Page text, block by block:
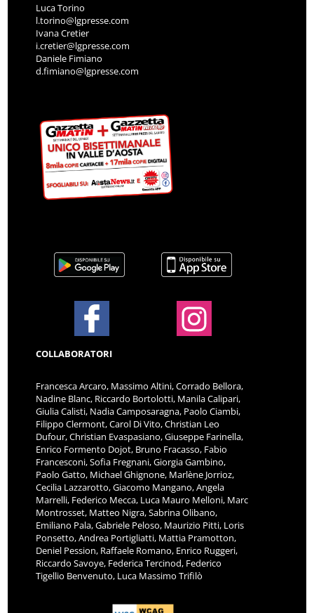
Luca Torino
l.torino@lgpresse.com
Ivana Cretier
i.cretier@lgpresse.com
Daniele Fimiano
d.fimiano@lgpresse.com
COLLABORATORI
Francesca Arcaro, Massimo Altini, Corrado Bellora,
Nadine Blanc, Riccardo Bortolotti, Manila Calipari,
Giulia Calisti, Nadia Camposaragna, Paolo Ciambi,
Filippo Clermont, Carol Di Vito, Christian Leo
Dufour, Christian Evaspasiano, Giuseppe Farinella,
Enrico Formento Dojot, Bruno Fracasso, Fabio
Francesconi, Sofia Fregnani, Giorgia Gambino,
Paolo Gatto, Michael Ghignone, Marlène Jorrioz,
Cecilia Lazzarotto, Giacomo Mangano, Angela
Marrelli, Federico Mecca, Luca Mauro Melloni, Marc
Montrosset, Matteo Nigra, Sabrina Olibano,
Emiliano Pala, Gabriele Peloso, Maurizio Pitti, Loris
Ponsetto, Andrea Portigliatti, Mattia Pramotton,
Deniel Pession, Raffaele Romano, Enrico Ruggeri,
Riccardo Savoye, Federica Tercinod, Federico
Tigellio Benvenuto, Luca Massimo Trifilò